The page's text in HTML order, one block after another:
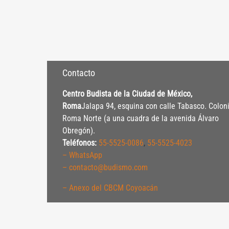
Contacto
Centro Budista de la Ciudad de México,
RomaJalapa 94, esquina con calle Tabasco.
Roma Norte (a una cuadra de la avenida Álvaro
Obregón).
Teléfonos: 55-5525-0086, 55-5525-4023
– WhatsApp
– contacto@budismo.com
– Anexo del CBCM Coyoacán